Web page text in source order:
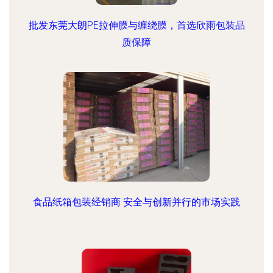
批发东莞大朗PE拉伸膜与缠绕膜，首选欣雨包装品
质保障
食品纸箱包装经销商 安全与创新并行的市场实践